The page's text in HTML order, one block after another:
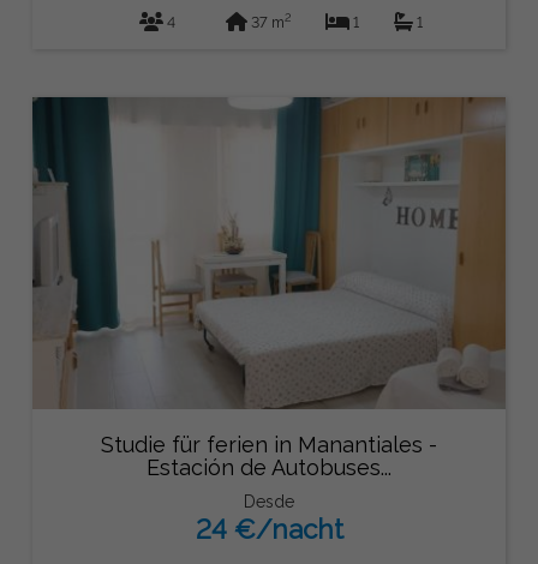
4 37 m2 1 1
Studie für ferien in Manantiales -
Estación de Autobuses...
Desde
24 €/nacht